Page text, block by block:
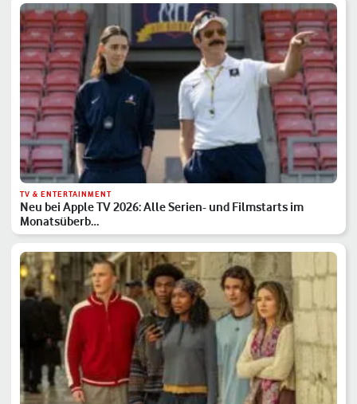
TV & ENTERTAINMENT
Neu bei Apple TV 2026: Alle Serien- und Filmstarts im
Monatsüberb…